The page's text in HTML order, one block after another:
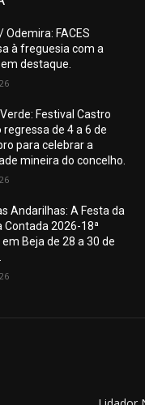
Odemira: FACES
à freguesia com a
destaque.
Festival Castro
regressa de 4 a 6 de
para celebrar a
mineira do concelho.
Andarilhas: A Festa da
Contada 2026-18ª
Beja de 28 a 30 de